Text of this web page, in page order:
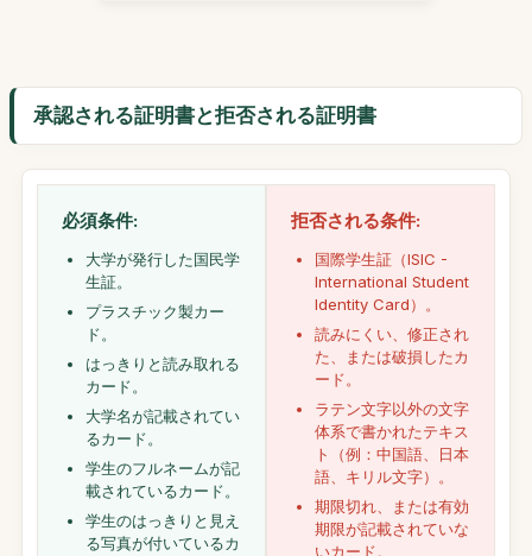
承認される証明書と拒否される証明書
必須条件:
大学が発行した国民学
生証。
プラスチック製カー
ド。
はっきりと読み取れる
カード。
大学名が記載されてい
るカード。
学生のフルネームが記
載されているカード。
学生のはっきりと見え
る写真が付いているカ
拒否される条件:
国際学生証（ISIC -
International Student
Identity Card）。
読みにくい、修正され
た、または破損したカ
ード。
ラテン文字以外の文字
体系で書かれたテキス
ト（例：中国語、日本
語、キリル文字）。
期限切れ、または有効
期限が記載されていな
いカード。